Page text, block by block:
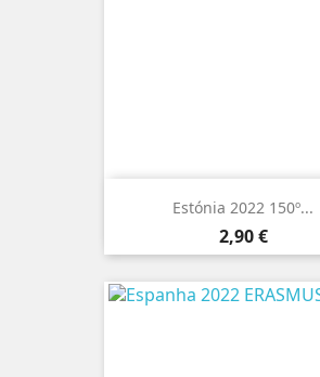
Estónia 2022 150º...
Preço
2,90 €